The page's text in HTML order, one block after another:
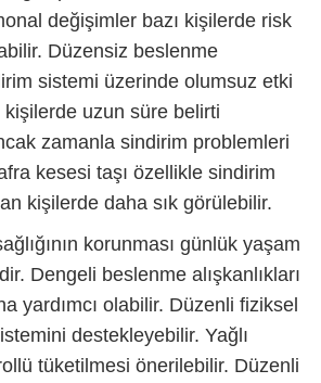
değişimler bazı kişilerde risk
Düzensiz beslenme
sistemi üzerinde olumsuz etki
kişilerde uzun süre belirti
zamanla sindirim problemleri
kesesi taşı özellikle sindirim
kişilerde daha sık görülebilir.
korunması günlük yaşam
Dengeli beslenme alışkanlıkları
yardımcı olabilir. Düzenli fiziksel
destekleyebilir. Yağlı
tüketilmesi önerilebilir. Düzenli